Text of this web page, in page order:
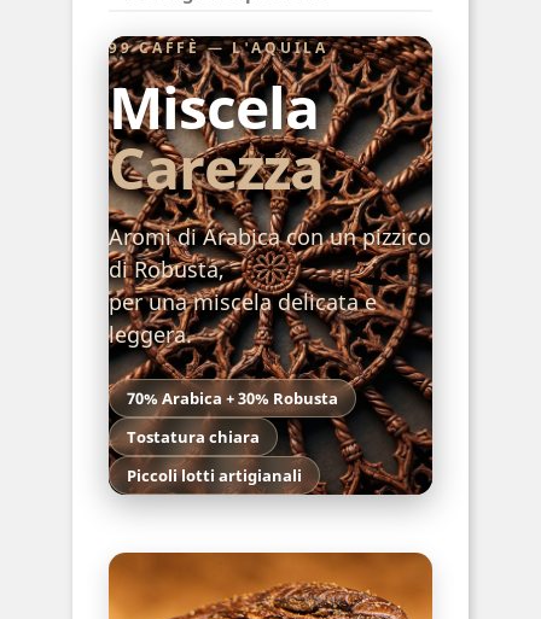
99 CAFFÈ — L'AQUILA
Miscela
Carezza
Aromi di Arabica con un pizzico
di Robusta,
per una miscela delicata e
leggera.
70% Arabica + 30% Robusta
Tostatura chiara
Piccoli lotti artigianali